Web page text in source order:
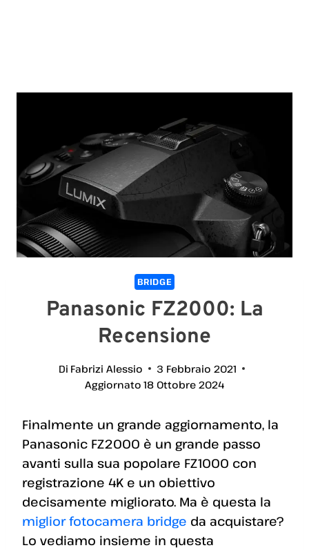
BRIDGE
Panasonic FZ2000: La
Recensione
Di Fabrizi Alessio
3 Febbraio 2021
Aggiornato 18 Ottobre 2024
Finalmente un grande aggiornamento, la
Panasonic FZ2000 è un grande passo
avanti sulla sua popolare FZ1000 con
registrazione 4K e un obiettivo
decisamente migliorato. Ma è questa la
miglior fotocamera bridge da acquistare?
Lo vediamo insieme in questa